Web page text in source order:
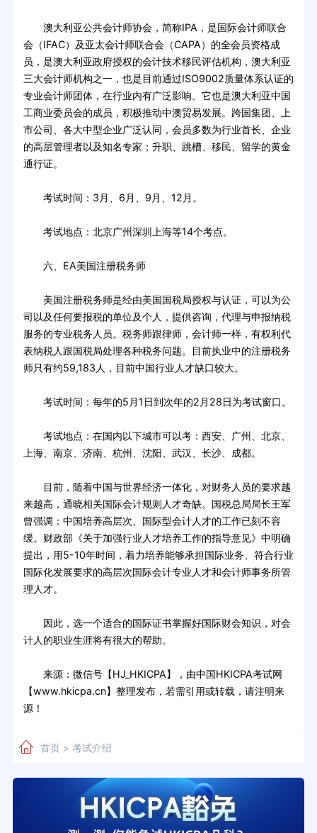
澳大利亚公共会计师协会，简称IPA，是国际会计师联合
会（IFAC）及亚太会计师联合会（CAPA）的全会员资格成
员，是澳大利亚政府授权的会计技术移民评估机构，澳大利亚
三大会计师机构之一，也是目前通过ISO9002质量体系认证的
专业会计师团体，在行业内有广泛影响。它也是澳大利亚中国
工商业委员会的成员，积极推动中澳贸易发展。跨国集团、上
市公司、各大中型企业广泛认同，会员多数为行业首长、企业
的高层管理者以及知名专家；升职、跳槽、移民、留学的黄金
通行证。
考试时间：3月、6月、9月、12月。
考试地点：北京广州深圳上海等14个考点。
六、EA美国注册税务师
美国注册税务师是经由美国国税局授权与认证，可以为公
司以及任何要报税的单位及个人，提供咨询，代理与申报纳税
服务的专业税务人员。税务师跟律师，会计师一样，有权利代
表纳税人跟国税局处理各种税务问题。目前执业中的注册税务
师只有约59,183人，目前中国行业人才缺口较大。
考试时间：每年的5月1日到次年的2月28日为考试窗口。
考试地点：在国内以下城市可以考：西安、广州、北京、
上海、南京、济南、杭州、沈阳、武汉、长沙、成都。
目前，随着中国与世界经济一体化，对财务人员的要求越
来越高，通晓相关国际会计规则人才奇缺。国税总局局长王军
曾强调：中国培养高层次、国际型会计人才的工作已刻不容
缓。财政部《关于加强行业人才培养工作的指导意见》中明确
提出，用5-10年时间，着力培养能够承担国际业务、符合行业
国际化发展要求的高层次国际会计专业人才和会计师事务所管
理人才。
因此，选一个适合的国际证书掌握好国际财会知识，对会
计人的职业生涯将有很大的帮助。
来源：微信号【HJ_HKICPA】，由中国HKICPA考试网
【www.hkicpa.cn】整理发布，若需引用或转载，请注明来
源！
首页> 考试介绍